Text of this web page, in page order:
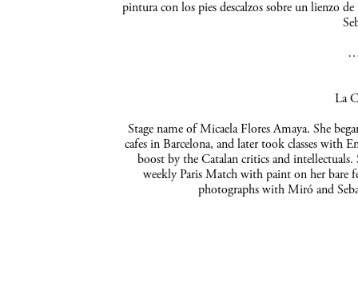
pintura con los pies descalzos sobre un lienzo
La
Stage name of Micaela Flores Amaya. She
cafes in Barcelona, and later took classes with
boost by the Catalan critics and
weekly Paris Match with paint on her bare
photographs with Miró and